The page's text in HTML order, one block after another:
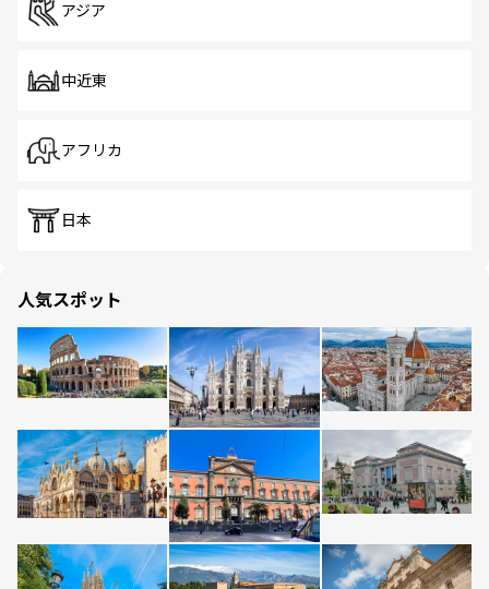
アジア
中近東
アフリカ
日本
人気スポット